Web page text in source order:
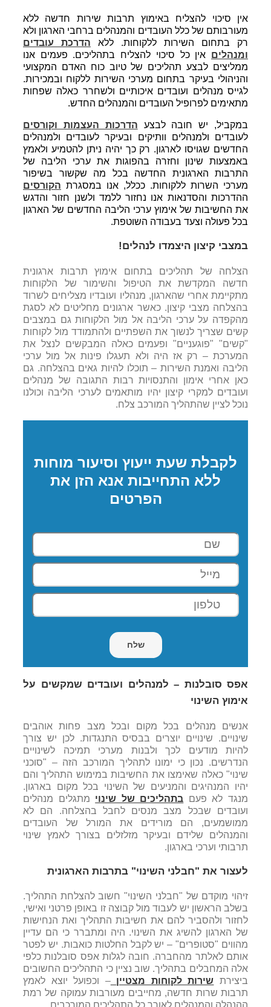
אין סיכוי להצליח באימוץ תרבות שירות חדשה ללא
מעורבותם של כלל העובדים והמנהלים ברחבי הארגון ולא
רק בתחום השירות ללקוחות. ללא הדרכת עובדים
ומנהלים אין כל סיכוי להצליח בתהליכים. פעמים אנו
ממליצים לבצע תהליכים של טיוב כוח האדם המקצועי
והניהולי בעיקר בתחום מערכי השירות ללקוח ובמכירות.
לגייס מנהלים ועובדים איכותיים ולשחרר כאלה שפחות
מתאימים לפרופיל העובדים והמנהלים החדש.
במקביל, יש חובה לבצע הדרכות העצמות וקורסים
לעובדים ולמנהלים וותיקים ובעיקר לעובדים ולמנהלים
החדשים שגויסו לארגון. רק כך יהיה ניתן להטמיע ולאמץ
באמצעות שינון וחזרה בהפוגות את ערכי הליבה של
התרבות הארגונית החדשה בכל מה שקשור בשיפור
מערכי השרות ללקוחות. ככלל, אנו במסגרת הקורסים
ההדרכות והסדנאות אנו נחזור ללמד ולשנן חזור והדגש
את החשיבות של אימוץ ערכי הליבה החדשים של הארגון
בכל פעולה וצעד בעבודה השוטפת.
במצבי קיצון היצמדו לנהלים!
הצלחה של תהליכים בתחום אימוץ תרבות ארגונית
חדשה המקדשת את הטיפול והשימור של הלקוחות
מתקיימת אחרי שהארגון, מנהליו ועובדיו מצליחים לשרוד
בהצלחה מצבי קיצון. כאשר ארגונים מחליטים לא לסגת
מהקפדה על ערכי הליבה אל מול הלקוחות גם במצבים
קשים שצריך לנשוך את השפתיים ולהתמודד מול לקוחות
"קשים" "פוגעניים" ופעמים כאלה המבקשים לנצל את
המערכת – רק אז היה ולא תעגלו פינות אל מול ערכי
הליבה ואמנת השירות – תוכלו להיות גאים בהצלחה. גם
כאן אחרי אימון והתנסויות רבות התגובה של מנהלים
ועובדים למקרי קיצון יהיו מותאמים לערכי הליבה וכולנו
נוכל לציין שהתהליך המורכב צלח.
לקבלת שעת ייעוץ וסיעור מוחות
ללא התחייבות אנא הזן את
הפרטים
אפס סובלנות – למנהלים ועובדים שמקשים על
אימוץ השינוי
אנשים מנהלים בכל מקום ובכל מצב פחות אוהבים
שינויים. שינויים יוצרים בבסיס התנגדות. לכן יש צורך
להיות מודעים לכך ולבנות מערכי תמיכה לשינויים
הנדרשים. נכון כי ימונו לתהליך המורכב הזה – "סוכני
שינוי" כאלה שאימצו את החשיבות במימוש התהליך והם
יהיו המנהיגים והמניעים של השינוי בכל מקום בארגון.
מנגד לא פעם בתהליכים של שינוי מתגלים מנהלים
ועובדים שבכל מצב מנסים לחבל בהצלחה. הם לא
ממושמעים, הם מורידים את המורל של העובדים
והמנהלים שלידם ובעיקר מזלזלים בצורך לאמץ שינוי
תרבותי וערכי בארגון.
לעצור את "חבלני השינוי" בתרבות הארגונית
זיהוי מוקדם של "חבלני השינוי" חשוב להצלחת התהליך.
בשלב הראשון יש לעבוד מול קבוצה זו באופן פרטני ואישי,
לחזור ולהסביר להם את חשיבות התהליך ואת הנחישות
של הארגון להשיג את השינוי. היה ומתברר כי הם עדיין
מהווים "סטופרים" – יש לקבל החלטות כואבות. יש לפטר
אותם לאלתר מהחברה. חובה לגלות אפס סובלנות כלפי
אלה המחבלים בתהליך. שוב נציין כי התהליכים החשובים
ביצירת שירות לקוחות מצטיין
– וכפועל יוצא לאמץ
תרבות שרות חדשה, מחייבים מעורבות עמוקה של רמת